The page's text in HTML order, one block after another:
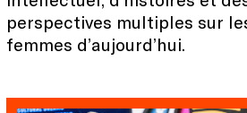
perspectives multiples sur
femmes d’aujourd’hui.